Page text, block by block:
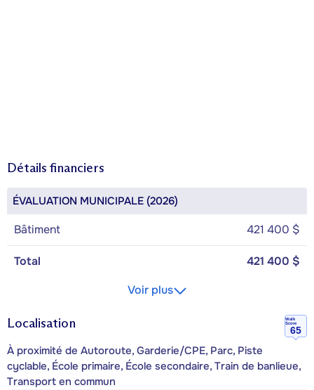
Détails financiers
ÉVALUATION MUNICIPALE (2026)
Bâtiment 421 400 $
Total
421 400 $
Voir plus
Localisation
Walk
Score
65
À proximité de Autoroute, Garderie/CPE, Parc, Piste
cyclable, École primaire, École secondaire, Train de banlieue,
Transport en commun